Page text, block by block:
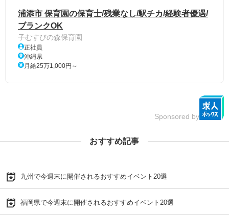
浦添市 保育園の保育士/残業なし/駅チカ/経験者優遇/
ブランクOK
子むすびの森保育園
正社員
沖縄県
月給25万1,000円～
Sponsored by
おすすめ記事
九州で今週末に開催されるおすすめイベント20選
福岡県で今週末に開催されるおすすめイベント20選